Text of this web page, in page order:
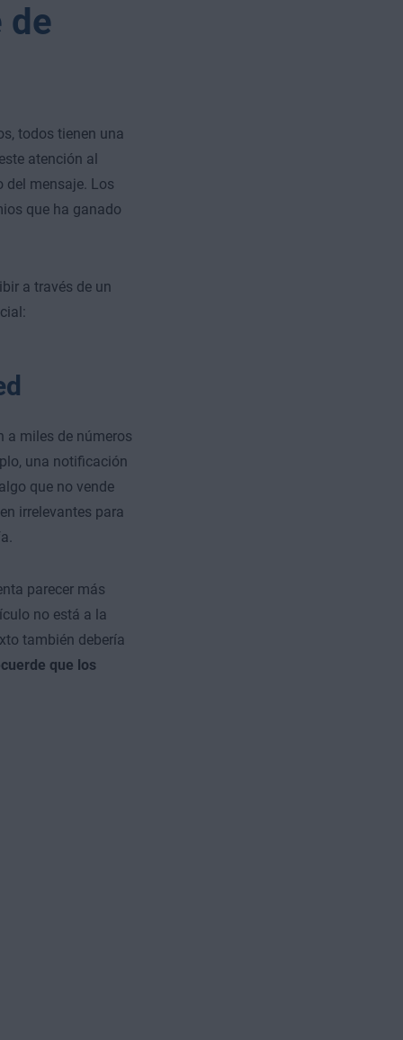
de
todos tienen una
atención al
del mensaje. Los
que ha ganado
a través de un
a miles de números
una notificación
que no vende
irrelevantes para
parecer más
no está a la
también debería
que los